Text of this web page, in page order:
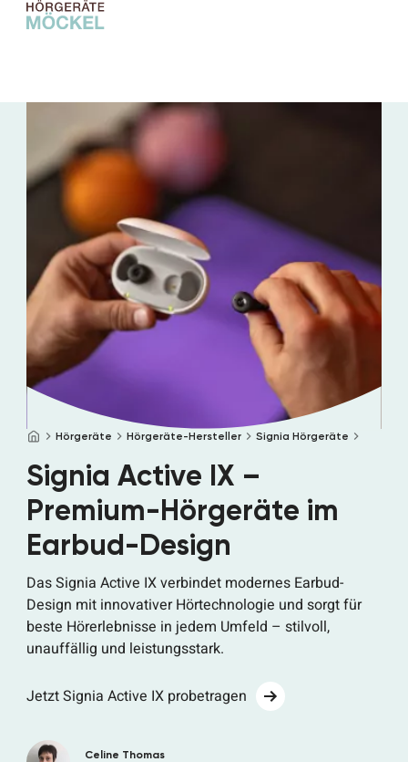
Hörgeräte
Hörtest
Brillen
Service
Filialen
Über uns
Online Hörtest
Termin vereinbaren
Startseite
Hörgeräte Hörgeräte-Hersteller Signia Hörgeräte
Signia Active IX –
Premium-Hörgeräte im
Earbud-Design
Das Signia Active IX verbindet modernes Earbud-
Design mit innovativer Hörtechnologie und sorgt für
beste Hörerlebnisse in jedem Umfeld – stilvoll,
unauffällig und leistungsstark.
Jetzt Signia Active IX probetragen
Celine Thomas